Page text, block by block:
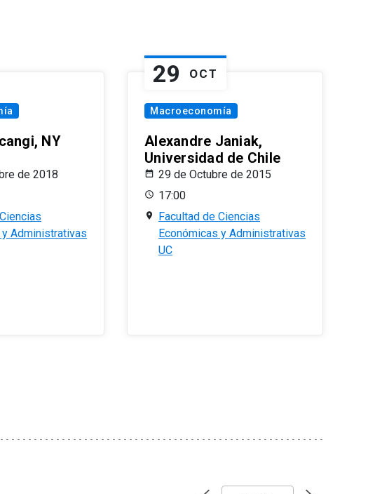
NY
de 2018
y Administrativas
29 OCT
Macroeconomía
Alexandre Janiak,
Universidad de Chile
29 de Octubre de 2015
17:00
Facultad de Ciencias
Económicas y Administrativas
UC